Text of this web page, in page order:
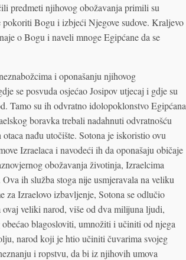
predmeti njihovog obožavanja primili su
Bogu i izbjeći Njegove sudove. Kraljevo
o Bogu i naveli mnoge Egipćane da se
i oponašanju njihovog
se posvuda osjećao Josipov utjecaj i gdje su
Tamo su ih odvratno idolopoklonstvo Egipćana
boravka trebali nadahnuti odvratnošću
nađu utočište. Sotona je iskoristio ovu
Izraelaca i navodeći ih da oponašaju običaje
obožavanja životinja, Izraelcima
ih služba stoga nije usmjeravala na veliku
Izraelovo izbavljenje, Sotona se odlučio
veliki narod, više od dva milijuna ljudi,
blagosloviti, umnožiti i učiniti od njega
narod koji je htio učiniti čuvarima svojeg
i ropstvu, da bi iz njihovih umova